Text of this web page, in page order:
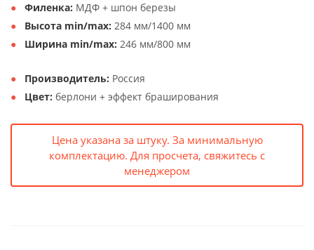
Филенка: МДФ + шпон березы
Высота min/max: 284 мм/1400 мм
Ширина min/max: 246 мм/800 мм
Производитель: Россия
Цвет: берлони + эффект браширования
Цена указана за штуку. За минимальную
комплектацию. Для просчета, свяжитесь с
менеджером